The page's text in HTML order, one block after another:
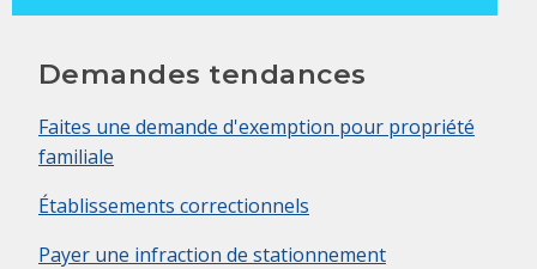
Demandes tendances
Faites une demande d'exemption pour propriété
familiale
Établissements correctionnels
Payer une infraction de stationnement